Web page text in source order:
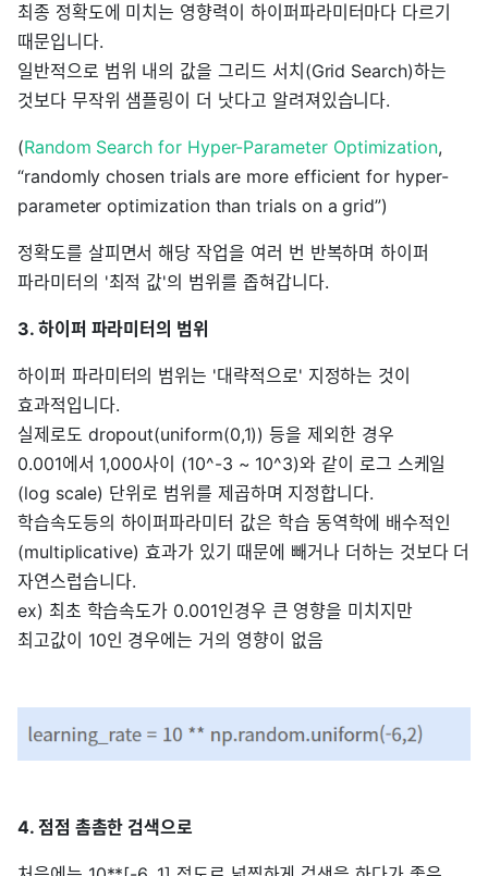
최종 정확도에 미치는 영향력이 하이퍼파라미터마다 다르기
때문입니다.
일반적으로 범위 내의 값을 그리드 서치(Grid Search)하는
것보다 무작위 샘플링이 더 낫다고 알려져있습니다.
(Random Search for Hyper-Parameter Optimization,
“randomly chosen trials are more efficient for hyper-
parameter optimization than trials on a grid”)
정확도를 살피면서 해당 작업을 여러 번 반복하며 하이퍼
파라미터의 '최적 값'의 범위를 좁혀갑니다.
3. 하이퍼 파라미터의 범위
하이퍼 파라미터의 범위는 '대략적으로' 지정하는 것이
효과적입니다.
실제로도 dropout(uniform(0,1)) 등을 제외한 경우
0.001에서 1,000사이 (10^-3 ~ 10^3)와 같이 로그 스케일
(log scale) 단위로 범위를 제곱하며 지정합니다.
학습속도등의 하이퍼파라미터 값은 학습 동역학에 배수적인
(multiplicative) 효과가 있기 때문에 빼거나 더하는 것보다 더
자연스럽습니다.
ex) 최초 학습속도가 0.001인경우 큰 영향을 미치지만
최고값이 10인 경우에는 거의 영향이 없음
4. 점점 촘촘한 검색으로